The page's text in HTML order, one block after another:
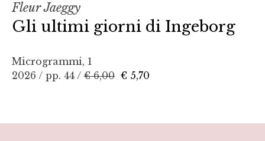
Fleur Jaeggy
Gli ultimi giorni di Ingeborg
Microgrammi, 1
2026 / pp. 44 / € 6,00 € 5,70